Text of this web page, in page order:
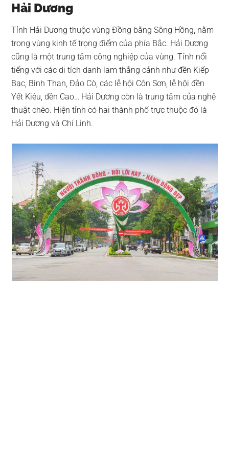
Hải Dương
Tỉnh Hải Dương thuộc vùng Đồng bằng Sông Hồng, nằm
trong vùng kinh tế trọng điểm của phía Bắc. Hải Dương
cũng là một trung tâm công nghiệp của vùng. Tỉnh nổi
tiếng với các di tích danh lam thắng cảnh như đền Kiếp
Bạc, Bình Than, Đảo Cò, các lễ hội Côn Sơn, lễ hội đền
Yết Kiêu, đền Cao… Hải Dương còn là trung tâm của nghệ
thuật chèo. Hiện tỉnh có hai thành phố trực thuộc đó là
Hải Dương và Chí Linh.